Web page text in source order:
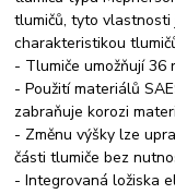
tlumičů, tyto
charakteristikou
- Tlumiče umožňují 36
- Použití materiálů
zabraňuje korozi
- Změnu výšky lze
části tlumiče bez
- Integrovaná ložiska